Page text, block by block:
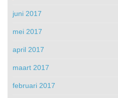
juni 2017
mei 2017
april 2017
maart 2017
februari 2017